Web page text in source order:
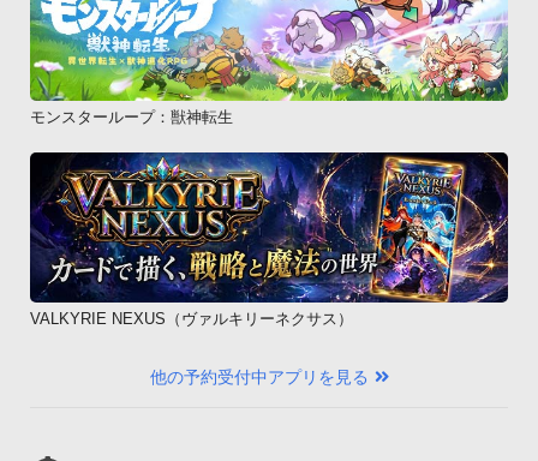
モンスターループ：獣神転生
VALKYRIE NEXUS（ヴァルキリーネクサス）
他の予約受付中アプリを見る